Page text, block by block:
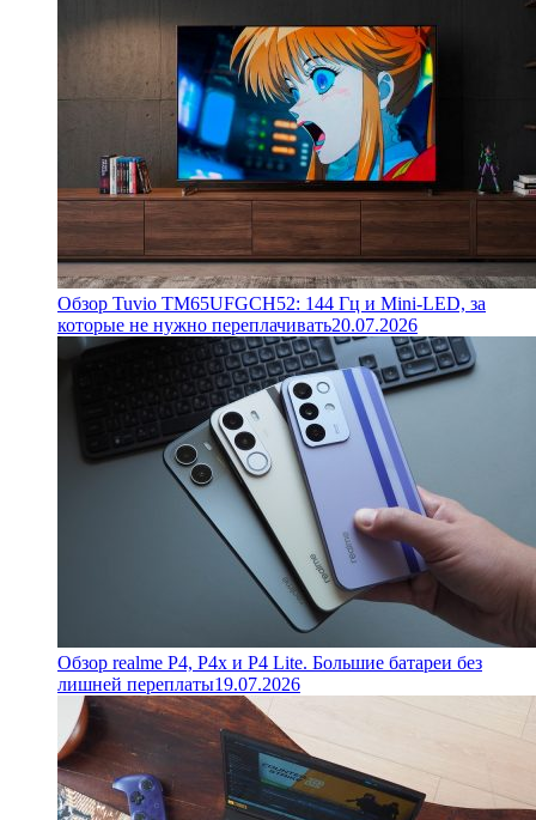
Обзор Tuvio TM65UFGCH52: 144 Гц и Mini-LED, за
которые не нужно переплачивать20.07.2026
Обзор realme P4, P4x и P4 Lite. Большие батареи без
лишней переплаты19.07.2026